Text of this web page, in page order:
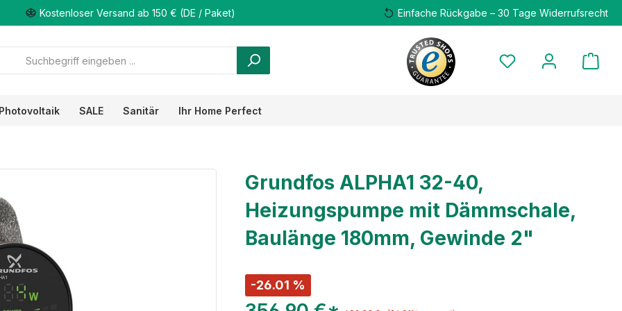
Kostenloser Versand ab 150 € (DE / Paket) Einfache Rückgabe – 30 Tage Widerrufsrecht
Photovoltaik SALE Sanitär Ihr Home Perfect
Grundfos ALPHA1 32-40,
Heizungspumpe mit Dämmschale,
Baulänge 180mm, Gewinde 2"
-26.01 %